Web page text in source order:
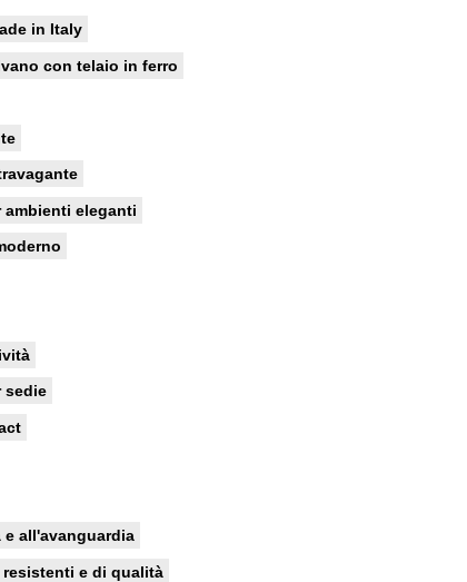
in Italy
con telaio in ferro
ambienti eleganti
sedie
all'avanguardia
e di qualità